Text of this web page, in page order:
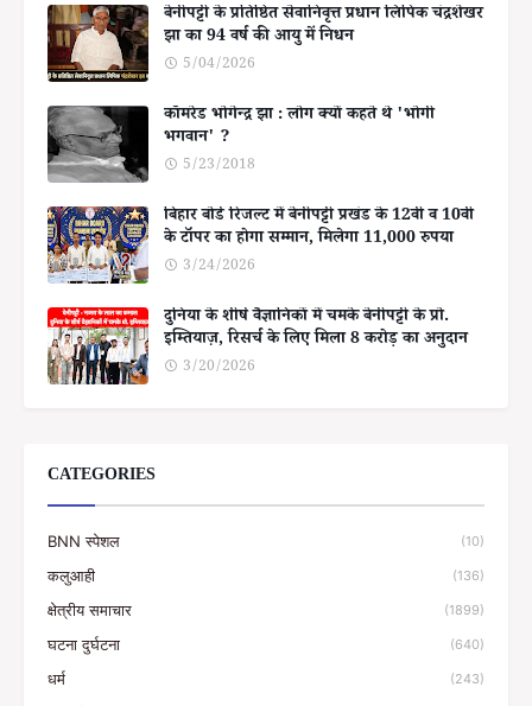
बेनीपट्टी के प्रतिष्ठित सेवानिवृत्त प्रधान लिपिक चंद्रशेखर
झा का 94 वर्ष की आयु में निधन
5/04/2026
कॉमरेड भोगेन्द्र झा : लोग क्यों कहते थे 'भोगी
भगवान' ?
5/23/2018
बिहार बोर्ड रिजल्ट में बेनीपट्टी प्रखंड के 12वीं व 10वीं
के टॉपर का होगा सम्मान, मिलेगा 11,000 रुपया
3/24/2026
दुनिया के शीर्ष वैज्ञानिकों में चमके बेनीपट्टी के प्रो.
इम्तियाज़, रिसर्च के लिए मिला 8 करोड़ का अनुदान
3/20/2026
CATEGORIES
BNN स्पेशल (10)
कलुआही (136)
क्षेत्रीय समाचार (1899)
घटना दुर्घटना (640)
धर्म (243)